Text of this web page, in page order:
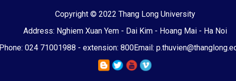
Copyright © 2022 Thang Long University
Address: Nghiem Xuan Yem - Dai Kim - Hoang Mai - Ha Noi
Phone: 024 71001988 - extension: 800Email: